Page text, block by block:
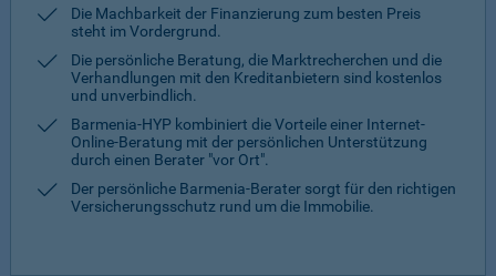
Die Machbarkeit der Finanzierung zum besten Preis
steht im Vordergrund.
Die persönliche Beratung, die Marktrecherchen und die
Verhandlungen mit den Kreditanbietern sind kostenlos
und unverbindlich.
Barmenia-HYP kombiniert die Vorteile einer Internet-
Online-Beratung mit der persönlichen Unterstützung
durch einen Berater "vor Ort".
Der persönliche Barmenia-Berater sorgt für den richtigen
Versicherungsschutz rund um die Immobilie.